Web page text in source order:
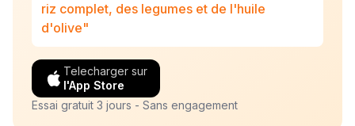
riz complet, des legumes et de l'huile
d'olive"
Telecharger sur
l'App Store
Essai gratuit 3 jours - Sans engagement